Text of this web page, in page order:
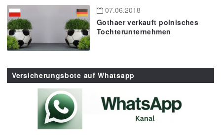
07.06.2018
Gothaer verkauft polnisches
Tochterunternehmen
Versicherungsbote auf Whatsapp